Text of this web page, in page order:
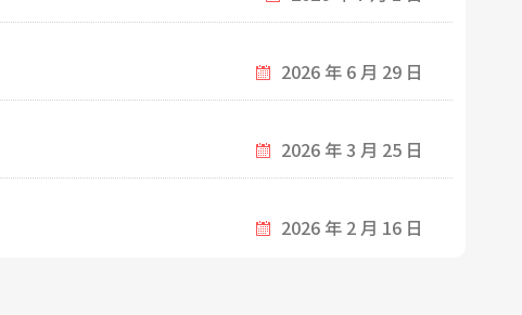
2026 年 6 月 29 日
2026 年 3 月 25 日
2026 年 2 月 16 日